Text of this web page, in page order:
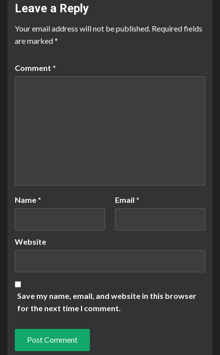
Leave a Reply
Your email address will not be published. Required fields
are marked*
Comment *
Name * Email *
Website
Save my name, email, and website in this browser
for the next time I comment.